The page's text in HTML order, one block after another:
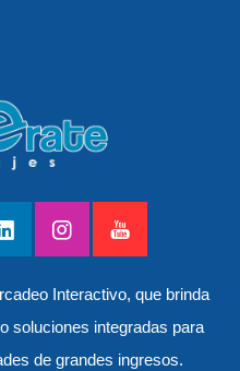
Interactivo, que brinda
soluciones integradas para
de grandes ingresos.